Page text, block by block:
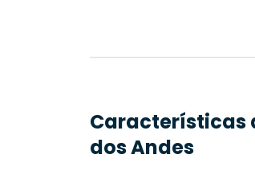
Características
dos Andes